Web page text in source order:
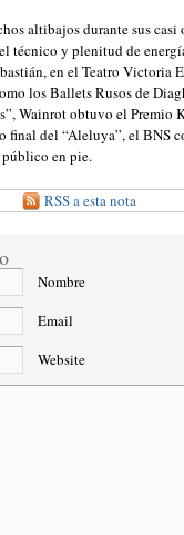
altibajos durante sus
técnico y plenitud de
en el Teatro
los Ballets Rusos de
Wainrot obtuvo el
final del “Aleluya”, el BNS
público en pie.
RSS a esta nota
Nombre
Email
Website